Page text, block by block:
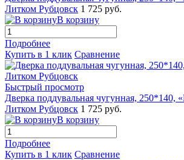
Литком Рубцовск 1 725 руб.
В корзину
Подробнее
Купить в 1 клик Сравнение
Быстрый просмотр
Дверка поддувальная чугунная, 250*140,
Литком Рубцовск 1 725 руб.
В корзину
Подробнее
Купить в 1 клик Сравнение